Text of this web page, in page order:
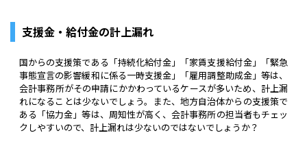
支援金・給付金の計上漏れ
国からの支援策である「持続化給付金」「家賃支援給付金」「緊急
事態宣言の影響緩和に係る一時支援金」「雇用調整助成金」等は、
会計事務所がその申請にかかわっているケースが多いため、計上漏
れになることは少ないでしょう。また、地方自治体からの支援策で
ある「協力金」等は、周知性が高く、会計事務所の担当者もチェッ
クしやすいので、計上漏れは少ないのではないでしょうか？